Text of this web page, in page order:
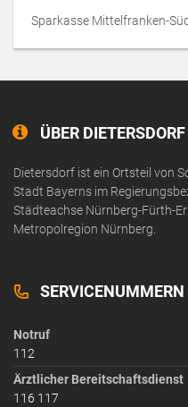
Sparkasse Mittelfranken-Süd
ÜBER DIETERSDORF
Dietersdorf ist ein Ortsteil von
Stadt Bayerns im
Städteachse Nürnberg-Fürth-
Metropolregion Nürnberg.
SERVICENUMMERN
Notruf
112
Ärztlicher Bereitschaftsdienst
116 117